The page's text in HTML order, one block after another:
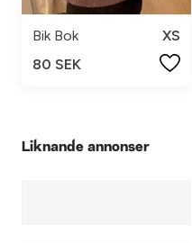
Bik Bok
XS
80 SEK
Liknande annonser